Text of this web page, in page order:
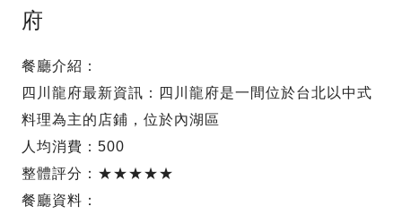
府
餐廳介紹：
四川龍府最新資訊：四川龍府是一間位於台北以中式
料理為主的店鋪，位於內湖區
人均消費：500
整體評分：★★★★★
餐廳資料：